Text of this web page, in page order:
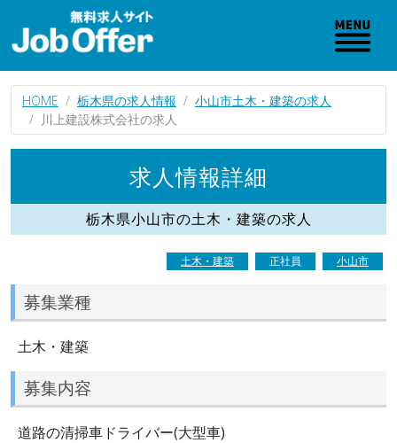
HOME 栃木県の求人情報
小山市土木・建築の求人
川上建設株式会社の求人
求人情報詳細
栃木県小山市の土木・建築の求人
土木・建築 正社員 小山市
募集業種
土木・建築
募集内容
道路の清掃車ドライバー(大型車)